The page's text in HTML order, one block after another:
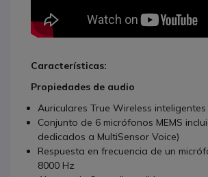
Características:
Propiedades de audio
Auriculares True Wireless inteligentes
Conjunto de 6 micrófonos MEMS
dedicados a MultiSensor Voice)
Respuesta en frecuencia de un
8000 Hz